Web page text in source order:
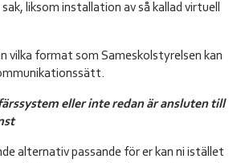
liksom installation av så kallad virtuell
vilka format som Sameskolstyrelsen kan
eller inte redan är ansluten till
alternativ passande för er kan ni istället